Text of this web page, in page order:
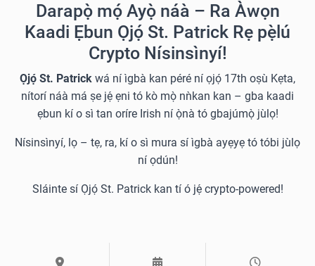
Darapọ̀ mọ́ Ayọ̀ náà – Ra Àwọn
Kaadi Ẹbun Ọjọ́ St. Patrick Rẹ pẹ̀lú
Crypto Nísinsìnyí!
Ọjọ́ St. Patrick wá ní ìgbà kan péré ní ọjọ́ 17th oṣù Kẹta,
nítorí náà má ṣe jẹ́ ẹni tó kò mọ̀ nǹkan kan – gba kaadi
ẹbun kí o sì tan oríre Irish ní ọ̀nà tó gbajúmọ̀ jùlọ!
Nísinsìnyí, lọ – tẹ, ra, kí o sì mura sí ìgbà ayẹyẹ tó tóbi jùlọ
ní ọdún!
Sláinte sí Ọjọ́ St. Patrick kan tí ó jẹ́ crypto-powered!